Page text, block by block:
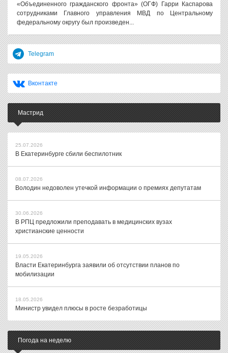
«Объединенного гражданского фронта» (ОГФ) Гарри Каспарова
сотрудниками Главного управления МВД по Центральному
федеральному округу был произведен...
Telegram
Вконтакте
Мастрид
25.07.2026
В Екатеринбурге сбили беспилотник
08.07.2026
Володин недоволен утечкой информации о премиях депутатам
30.06.2026
В РПЦ предложили преподавать в медицинских вузах
христианские ценности
19.05.2026
Власти Екатеринбурга заявили об отсутствии планов по
мобилизации
18.05.2026
Министр увидел плюсы в росте безработицы
Погода на неделю